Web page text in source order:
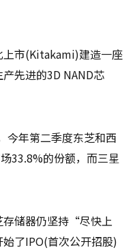
上市(Kitakami)建造一座
先进的3D NAND芯
今年第二季度东芝和西
33.8%的份额，而三星
存储器仍坚持“尽快上
了IPO(首次公开招股)